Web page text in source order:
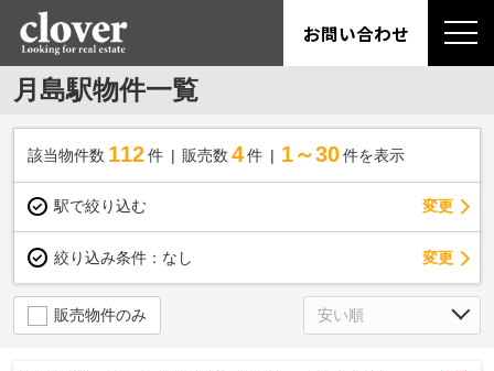
お問い合わせ
月島駅物件一覧
該当物件数 112件 販売数 4 件 1～30 件を表示
駅で絞り込む 変更
絞り込み条件： なし 変更
販売物件のみ